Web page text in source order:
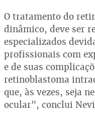
O tratamento do
dinâmico, deve ser
especializados
profissionais com
e de suas
retinoblastoma
que, às vezes, seja
ocular", conclui